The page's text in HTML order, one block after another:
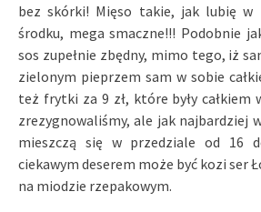
bez skórki! Mięso takie, jak lubię w
środku, mega smaczne!!! Podobnie
sos zupełnie zbędny, mimo tego, iż
zielonym pieprzem sam w sobie
też frytki za 9 zł, które były całkiem
zrezygnowaliśmy, ale jak najbardziej
mieszczą się w przedziale od 16
ciekawym deserem może być kozi ser
na miodzie rzepakowym.